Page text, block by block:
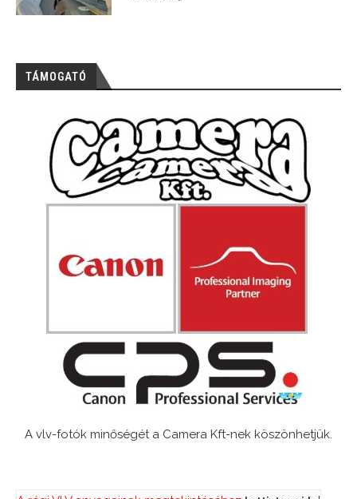
TÁMOGATÓ
A vlv-fotók minőségét a Camera Kft-nek köszönhetjük.